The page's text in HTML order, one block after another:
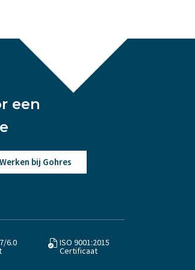
een
Werken bij Gohres
6.0 ISO 9001:2015
Certificaat